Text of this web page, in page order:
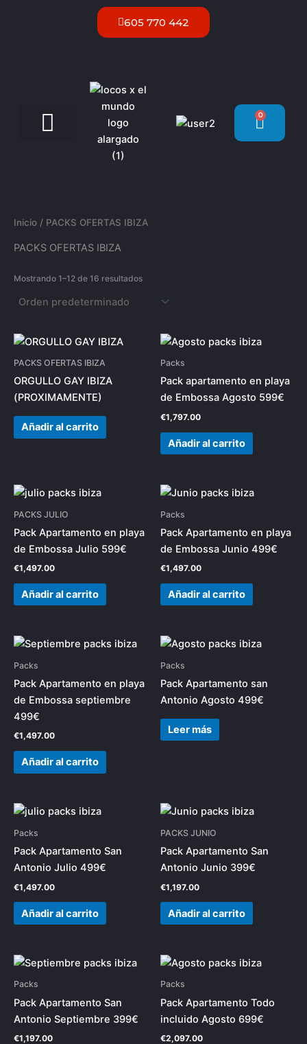
605 770 442
0
Inicio / PACKS OFERTAS IBIZA
PACKS OFERTAS IBIZA
Mostrando 1–12 de 16 resultados
PACKS OFERTAS IBIZA
ORGULLO GAY IBIZA
(PROXIMAMENTE)
Añadir al carrito
Packs
Pack apartamento en playa
de Embossa Agosto 599€
€1,797.00
Añadir al carrito
PACKS JULIO
Pack Apartamento en playa
de Embossa Julio 599€
€1,497.00
Añadir al carrito
Packs
Pack Apartamento en playa
de Embossa Junio 499€
€1,497.00
Añadir al carrito
Packs
Pack Apartamento en playa
de Embossa septiembre
499€
€1,497.00
Añadir al carrito
Packs
Pack Apartamento san
Antonio Agosto 499€
Leer más
Packs
Pack Apartamento San
Antonio Julio 499€
€1,497.00
Añadir al carrito
PACKS JUNIO
Pack Apartamento San
Antonio Junio 399€
€1,197.00
Añadir al carrito
Packs
Pack Apartamento San
Antonio Septiembre 399€
€1,197.00
Packs
Pack Apartamento Todo
incluido Agosto 699€
€2,097.00